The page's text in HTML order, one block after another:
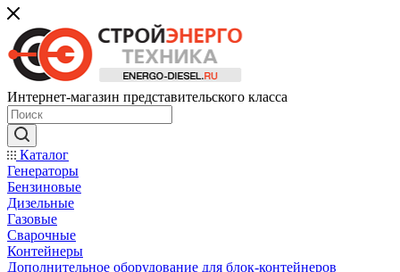
Интернет-магазин представительского класса
Каталог
Генераторы
Бензиновые
Дизельные
Газовые
Сварочные
Контейнеры
Дополнительное оборудование для блок-контейнеров